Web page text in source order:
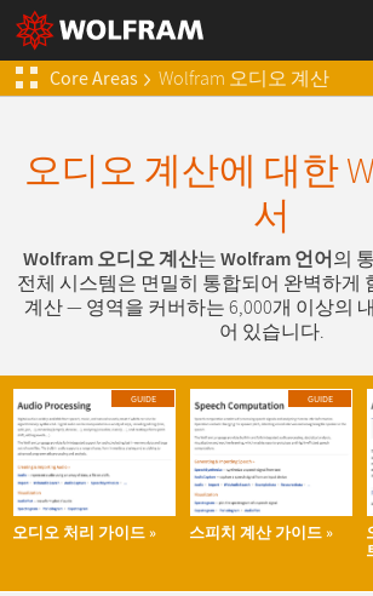
Core Areas Wolfram 오디오 계산
오디오 계산에 대한
서
Wolfram 오디오 계산는 Wolfram 언어 의
전체 시스템은 면밀히 통합되어 완벽하게
계산 — 영역을 커버하는 6,000개 이상의
어 있습니다.
GUIDE
오디오 처리 가이드
GUIDE
스피치 계산 가이드